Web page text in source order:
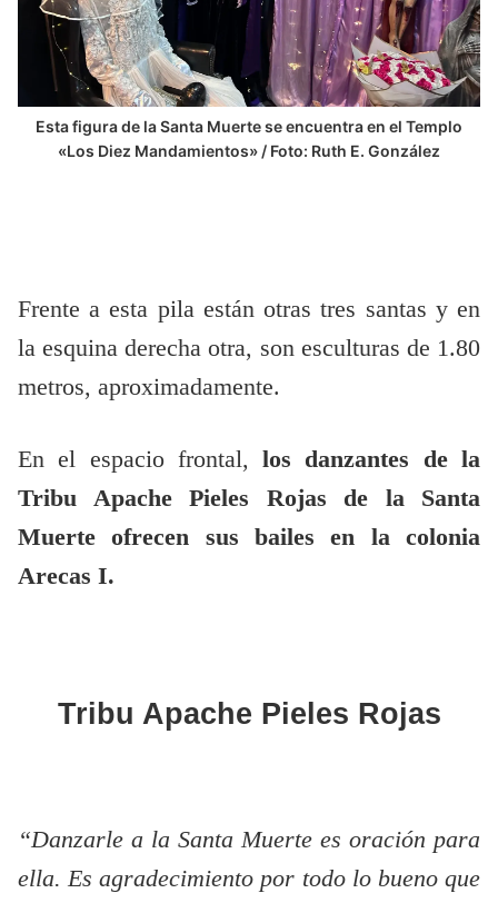
Esta figura de la Santa Muerte se encuentra en el Templo
«Los Diez Mandamientos» / Foto: Ruth E. González
Frente a esta pila están otras tres santas y en
la esquina derecha otra, son esculturas de 1.80
metros, aproximadamente.
En el espacio frontal,los danzantes de la
Tribu Apache Pieles Rojas de la Santa
Muerte ofrecen sus bailes en la colonia
Arecas I.
Tribu Apache Pieles Rojas
“Danzarle a la Santa Muerte es oración para
ella. Es agradecimiento por todo lo bueno que